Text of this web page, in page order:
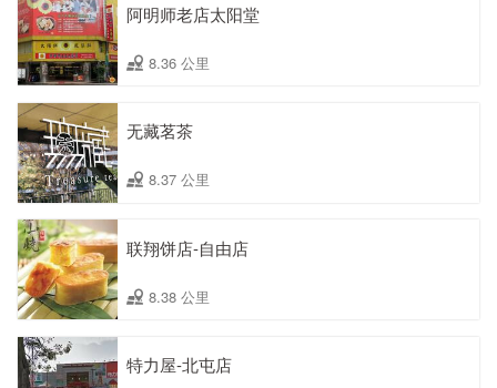
阿明师老店太阳堂
8.36 公里
无藏茗茶
8.37 公里
联翔饼店-自由店
8.38 公里
特力屋-北屯店